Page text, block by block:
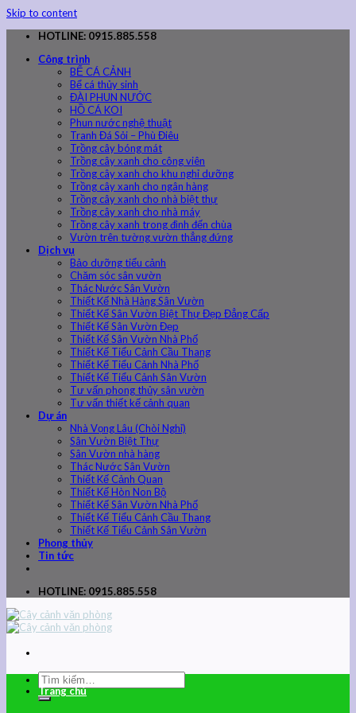
Skip to content
HOTLINE: 0915.885.558
Công trình
BỂ CÁ CẢNH
Bể cá thủy sinh
ĐÀI PHUN NƯỚC
HỒ CÁ KOI
Phun nước nghệ thuật
Tranh Đá Sỏi – Phù Điêu
Trồng cây bóng mát
Trồng cây xanh cho công viên
Trồng cây xanh cho khu nghỉ dưỡng
Trồng cây xanh cho ngân hàng
Trồng cây xanh cho nhà biệt thự
Trồng cây xanh cho nhà máy
Trồng cây xanh trong đình đến chùa
Vườn trên tường vườn thẳng đứng
Dịch vụ
Bảo dưỡng tiểu cảnh
Chăm sóc sân vườn
Thác Nước Sân Vườn
Thiết Kế Nhà Hàng Sân Vườn
Thiết Kế Sân Vườn Biệt Thự Đẹp Đẳng Cấp
Thiết Kế Sân Vườn Đẹp
Thiết Kế Sân Vườn Nhà Phố
Thiết Kế Tiểu Cảnh Cầu Thang
Thiết Kế Tiểu Cảnh Nhà Phố
Thiết Kế Tiểu Cảnh Sân Vườn
Tư vấn phong thủy sân vườn
Tư vấn thiết kế cảnh quan
Dự án
Nhà Vọng Lâu (Chòi Nghỉ)
Sân Vườn Biệt Thự
Sân Vườn nhà hàng
Thác Nước Sân Vườn
Thiết Kế Cảnh Quan
Thiết Kế Hòn Non Bộ
Thiết Kế Sân Vườn Nhà Phố
Thiết Kế Tiểu Cảnh Cầu Thang
Thiết Kế Tiểu Cảnh Sân Vườn
Phong thủy
Tin tức
HOTLINE: 0915.885.558
Trang chủ